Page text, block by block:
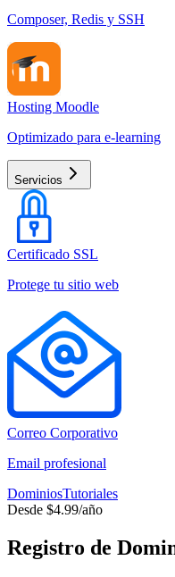
Composer, Redis y SSH
Hosting Moodle
Optimizado para e-learning
Servicios
Certificado SSL
Protege tu sitio web
Correo Corporativo
Email profesional
DominiosTutoriales
Desde $4.99/año
Registro de